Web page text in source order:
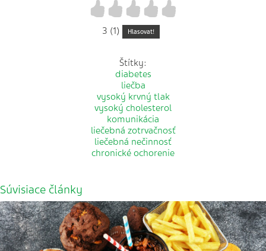
4
3
2
1
3 (1) Hlasovat!
Štítky:
diabetes
liečba
vysoký krvný tlak
vysoký cholesterol
komunikácia
liečebná zotrvačnosť
liečebná nečinnosť
chronické ochorenie
Súvisiace články